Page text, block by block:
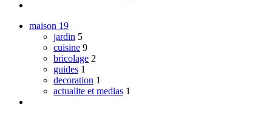
maison 19
jardin 5
cuisine 9
bricolage 2
guides 1
decoration 1
actualite et medias 1